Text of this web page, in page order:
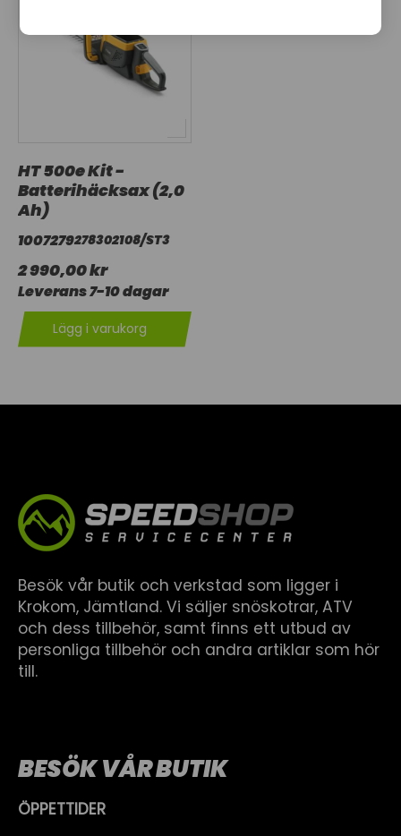
HT 500e Kit -
Batterihäcksax (2,0
Ah)
1007279278302108/ST3
2 990,00 kr
Leverans 7-10 dagar
Lägg i varukorg
Besök vår butik och verkstad som ligger i
Krokom, Jämtland. Vi säljer snöskotrar, ATV
och dess tillbehör, samt finns ett utbud av
personliga tillbehör och andra artiklar som hör
till.
BESÖK VÅR BUTIK
ÖPPETTIDER